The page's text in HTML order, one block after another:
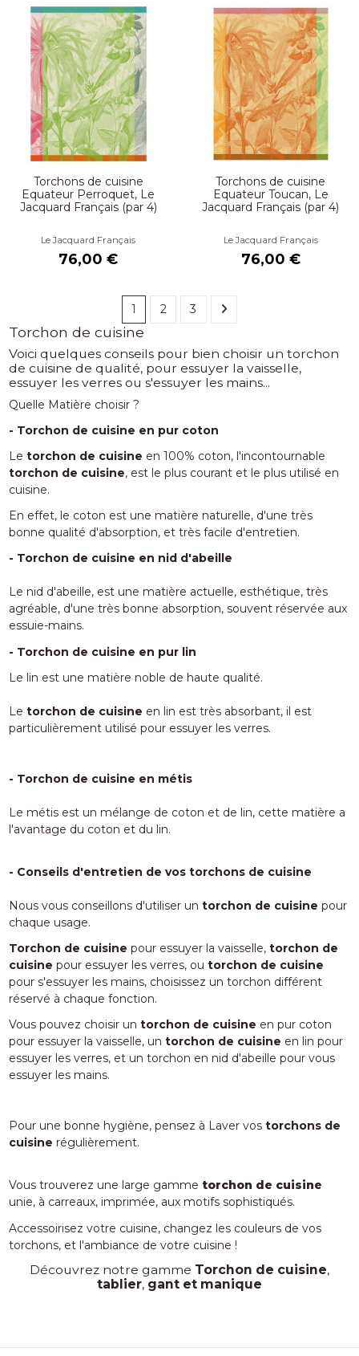
Torchons de cuisine
Equateur Perroquet, Le
Jacquard Français (par 4)
Le Jacquard Français
76,00 €
Torchons de cuisine
Equateur Toucan, Le
Jacquard Français (par 4)
Le Jacquard Français
76,00 €
1 2 3
Torchon de cuisine
Voici quelques conseils pour bien choisir un torchon
de cuisine de qualité, pour essuyer la vaisselle,
essuyer les verres ou s'essuyer les mains...
Quelle Matière choisir ?
- Torchon de cuisine en pur coton
Le torchon de cuisine en 100% coton, l'incontournable
torchon de cuisine, est le plus courant et le plus utilisé en
cuisine.
En effet, le coton est une matière naturelle, d'une très
bonne qualité d'absorption, et très facile d'entretien.
- Torchon de cuisine en nid d'abeille
Le nid d'abeille, est une matière actuelle, esthétique, très
agréable, d'une très bonne absorption, souvent réservée aux
essuie-mains.
- Torchon de cuisine en pur lin
Le lin est une matière noble de haute qualité.
Le torchon de cuisine en lin est très absorbant, il est
particulièrement utilisé pour essuyer les verres.
- Torchon de cuisine en métis
Le métis est un mélange de coton et de lin, cette matière a
l'avantage du coton et du lin.
- Conseils d'entretien de vos torchons de cuisine
Nous vous conseillons d'utiliser un torchon de cuisine pour
chaque usage.
Torchon de cuisine pour essuyer la vaisselle,torchon de
cuisine pour essuyer les verres, ou torchon de cuisine
pour s'essuyer les mains, choisissez un torchon différent
réservé à chaque fonction.
Vous pouvez choisir un torchon de cuisine en pur coton
pour essuyer la vaisselle, un torchon de cuisine en lin pour
essuyer les verres, et un torchon en nid d'abeille pour vous
essuyer les mains.
Pour une bonne hygiène, pensez à Laver vos torchons de
cuisine régulièrement.
Vous trouverez une large gamme torchon de cuisine
unie, à carreaux, imprimée, aux motifs sophistiqués.
Accessoirisez votre cuisine, changez les couleurs de vos
torchons, et l'ambiance de votre cuisine !
Découvrez notre gamme Torchon de cuisine,
tablier, gant et manique